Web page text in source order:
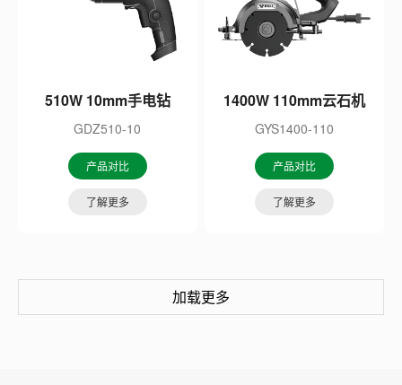
510W 10mm手电钻
GDZ510-10
产品对比
了解更多
1400W 110mm云石机
GYS1400-110
产品对比
了解更多
加载更多